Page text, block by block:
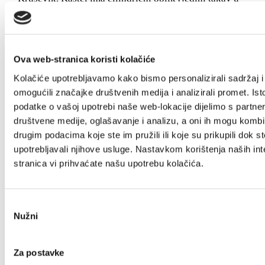
Ova web-stranica koristi kolačiće
Kolačiće upotrebljavamo kako bismo personalizirali sadržaj
omogućili značajke društvenih medija i analizirali promet.
podatke o vašoj upotrebi naše web-lokacije dijelimo s
društvene medije, oglašavanje i analizu, a oni ih mogu
drugim podacima koje ste im pružili ili koje su prikupili dok
upotrebljavali njihove usluge. Nastavkom korištenja naših
stranica vi prihvaćate našu upotrebu kolačića.
pristanka
Nužni
Za postavke
Kaštelima) koji je veoma pogodan za obranu...
Kaštel Gomilica
Damjana. Crkva je izgrađena u romaničkom stilu na
(ostaci starokršćanskih sarkofaga). Nalazi...